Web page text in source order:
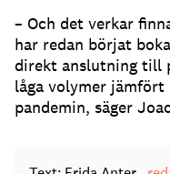
– Och det verkar
har redan börjat
direkt anslutning till
låga volymer
pandemin, säger